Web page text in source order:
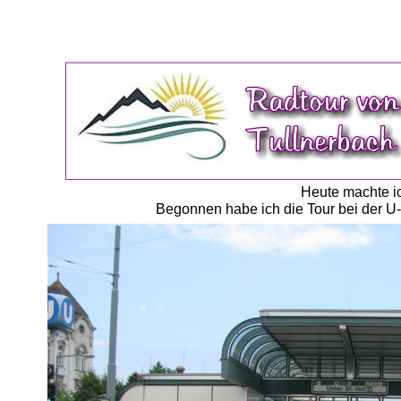
Heute machte
Begonnen habe ich die Tour bei der